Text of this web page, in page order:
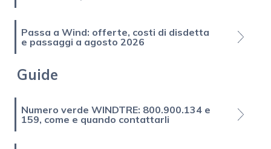
Passa a Wind: offerte, costi di disdetta
e passaggi a agosto 2026
Guide
Numero verde WINDTRE: 800.900.134 e
159, come e quando contattarli